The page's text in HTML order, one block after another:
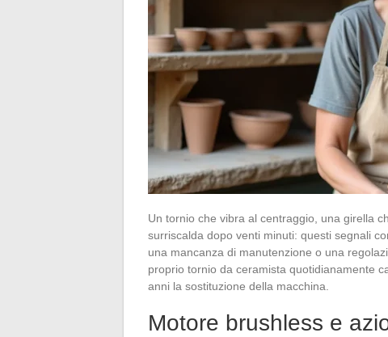
Un tornio che vibra al centraggio, una girella
surriscalda dopo venti minuti: questi segnali
una mancanza di manutenzione o una
proprio tornio da ceramista quotidianamente
anni la sostituzione della macchina.
Motore brushless e